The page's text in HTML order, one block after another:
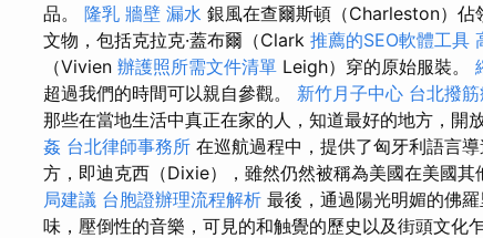
品。 隆乳 牆壁 漏水 銀風在查爾斯頓（Charleston）佔
文物，包括克拉克·蓋布爾（Clark 推薦的SEO軟體工具
（Vivien 辦護照所需文件清單 Leigh）穿的原始服裝。
超過我們的時間可以親自參觀。 新竹月子中心 台北撥
那些在當地生活中真正在家的人，知道最好的地方，開
姦 台北律師事務所 在巡航過程中，提供了匈牙利語言
方，即迪克西（Dixie），雖然仍然被稱為美國在美國其
局建議 台胞證辦理流程解析 最後，通過陽光明媚的佛
味，壓倒性的音樂，可見的和触覺的歷史以及街頭文化